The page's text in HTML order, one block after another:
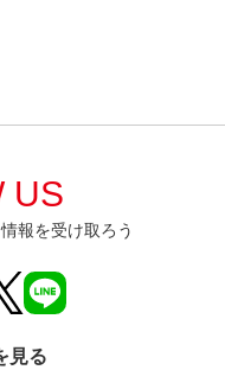
US
報を受け取ろう
見る